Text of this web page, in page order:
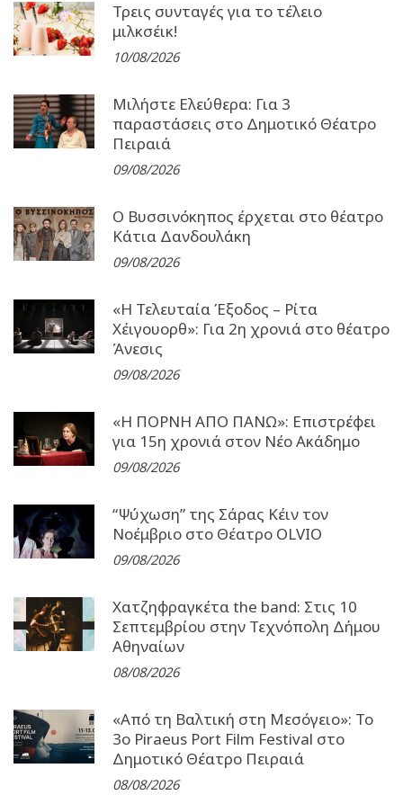
Τρεις συνταγές για το τέλειο
μιλκσέικ!
10/08/2026
Μιλήστε Ελεύθερα: Για 3
παραστάσεις στο Δημοτικό Θέατρο
Πειραιά
09/08/2026
Ο Βυσσινόκηπος έρχεται στο θέατρο
Κάτια Δανδουλάκη
09/08/2026
«Η Τελευταία Έξοδος – Ρίτα
Χέιγουορθ»: Για 2η χρονιά στο θέατρο
Άνεσις
09/08/2026
«Η ΠΟΡΝΗ ΑΠΟ ΠΑΝΩ»: Επιστρέφει
για 15η χρονιά στον Νέο Ακάδημο
09/08/2026
“Ψύχωση” της Σάρας Κέιν τον
Νοέμβριο στο Θέατρο OLVIO
09/08/2026
Χατζηφραγκέτα the band: Στις 10
Σεπτεμβρίου στην Τεχνόπολη Δήμου
Αθηναίων
08/08/2026
«Από τη Βαλτική στη Μεσόγειο»: Το
3o Piraeus Port Film Festival στο
Δημοτικό Θέατρο Πειραιά
08/08/2026